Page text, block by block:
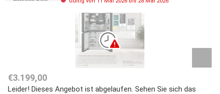
€3.199,00
Leider! Dieses Angebot ist abgelaufen. Sehen Sie sich das